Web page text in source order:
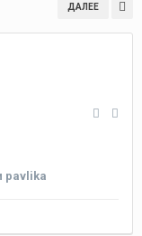
ДАЛЕЕ
pavlika